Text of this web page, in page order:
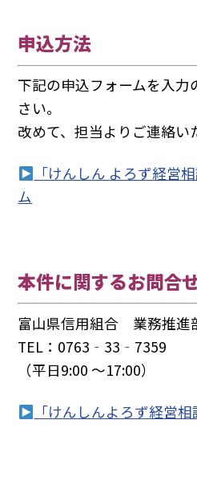
申込方法
下記の申込フォームを入力
さい。
改めて、担当よりご連絡い
「けんしん よろず経営
ム
本件に関するお問合
富山県信用組合 業務推進
TEL：0763‐33‐7359
（平日9:00 ～17:00）
「けんしんよろず経営